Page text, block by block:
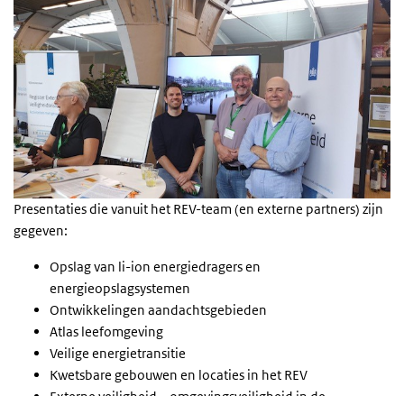
Presentaties die vanuit het REV-team (en externe partners) zijn
gegeven:
Opslag van li-ion energiedragers en
energieopslagsystemen
Ontwikkelingen aandachtsgebieden
Atlas leefomgeving
Veilige energietransitie
Kwetsbare gebouwen en locaties in het REV